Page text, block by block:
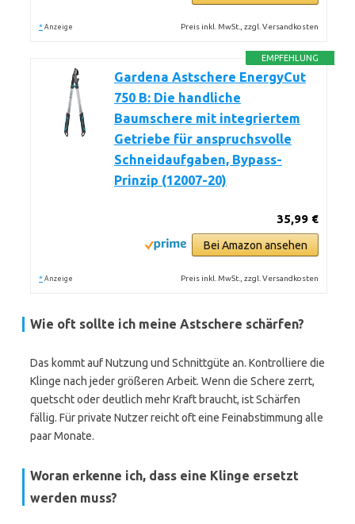
* Anzeige Preis inkl. MwSt., zzgl. Versandkosten
EMPFEHLUNG
Gardena Astschere EnergyCut
750 B: Die handliche
Baumschere mit integriertem
Getriebe für anspruchsvolle
Schneidaufgaben, Bypass-
Prinzip (12007-20)
35,99 €
Bei Amazon ansehen
* Anzeige Preis inkl. MwSt., zzgl. Versandkosten
Wie oft sollte ich meine Astschere schärfen?
Das kommt auf Nutzung und Schnittgüte an. Kontrolliere die
Klinge nach jeder größeren Arbeit. Wenn die Schere zerrt,
quetscht oder deutlich mehr Kraft braucht, ist Schärfen
fällig. Für private Nutzer reicht oft eine Feinabstimmung alle
paar Monate.
Woran erkenne ich, dass eine Klinge ersetzt
werden muss?